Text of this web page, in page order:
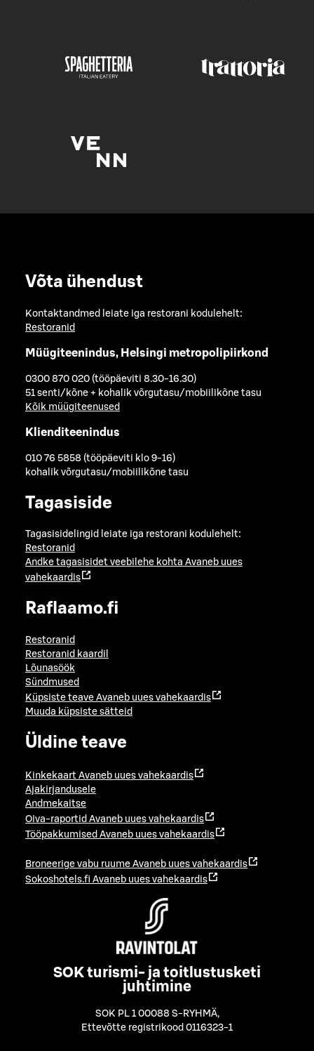
Võta ühendust
Kontaktandmed leiate iga restorani kodulehelt:
Restoranid
Müügiteenindus, Helsingi metropolipiirkond
0300 870 020 (tööpäeviti 8.30-16.30)
51 senti/kõne + kohalik võrgutasu/mobiilikõne tasu
Kõik müügiteenused
Klienditeenindus
010 76 5858 (tööpäeviti klo 9-16)
kohalik võrgutasu/mobiilikõne tasu
Tagasiside
Tagasisidelingid leiate iga restorani kodulehelt:
Restoranid
Andke tagasisidet veebilehe kohta Avaneb uues
vahekaardis
Raflaamo.fi
Restoranid
Restoranid kaardil
Lõunasöök
Sündmused
Küpsiste teave Avaneb uues vahekaardis
Muuda küpsiste sätteid
Üldine teave
Kinkekaart Avaneb uues vahekaardis
Ajakirjandusele
Andmekaitse
Oiva-raportid Avaneb uues vahekaardis
Tööpakkumised Avaneb uues vahekaardis
Broneerige vabu ruume Avaneb uues vahekaardis
Sokoshotels.fi Avaneb uues vahekaardis
SOK turismi- ja toitlustusketi
juhtimine
SOK PL 1 00088 S-RYHMÄ,
Ettevõtte registrikood 0116323-1